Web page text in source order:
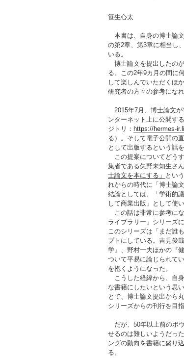
笹生心太
本書は、自身の博士論
の第2章、第3章に相当し
いる。
博士論文を提出したの
る。この2年9カ月の間に
して楽しんでいただくほ
研究者の方々の参考にな
2015年7月、博士論文が
ンターネット上に公開す
ジトリ： https://hermes-
る）。そして電子公開の
として出版するという話
この提案についてどう
集者である矢野未知生さ
士論文を本にする」 とい
れからの時代に「博士論
結論としては、「学術的
して商業出版」として使
この話は非常に参考に
ライブラリー」シリーズ
このシリーズは「まだ誰
プトにしている。吉見俊
学』、野村一夫ほかの『
ついて平易に論じられて
を抱くようになった。
こうした経緯から、自
な書籍にしたいという思
とで、博士論文提出から
シリーズからの刊行を目
だが、50年以上前のボ
せるのは難しいようだっ
ングの動向を書籍に盛り
る。